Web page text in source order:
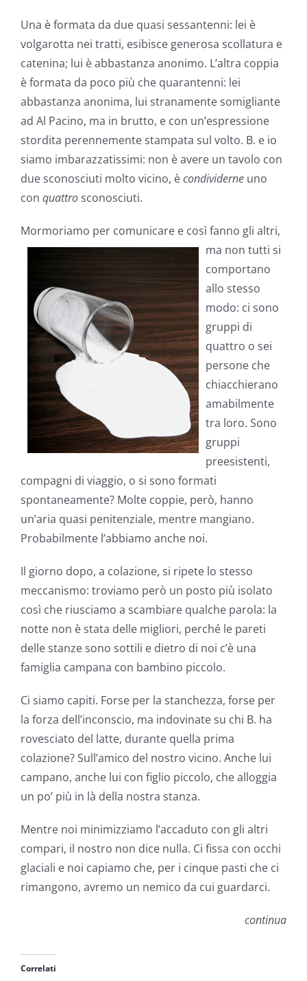
Una è formata da due quasi sessantenni: lei è
volgarotta nei tratti, esibisce generosa scollatura e
catenina; lui è abbastanza anonimo. L’altra coppia
è formata da poco più che quarantenni: lei
abbastanza anonima, lui stranamente somigliante
ad Al Pacino, ma in brutto, e con un’espressione
stordita perennemente stampata sul volto. B. e io
siamo imbarazzatissimi: non è avere un tavolo con
due sconosciuti molto vicino, ècondividerne uno
con quattrosconosciuti.
Mormoriamo per comunicare e così fanno gli altri,
ma non tutti si
comportano
allo stesso
modo: ci sono
gruppi di
quattro o sei
persone che
chiacchierano
amabilmente
tra loro. Sono
gruppi
preesistenti,
compagni di viaggio, o si sono formati
spontaneamente? Molte coppie, però, hanno
un’aria quasi penitenziale, mentre mangiano.
Probabilmente l’abbiamo anche noi.
Il giorno dopo, a colazione, si ripete lo stesso
meccanismo: troviamo però un posto più isolato
così che riusciamo a scambiare qualche parola: la
notte non è stata delle migliori, perché le pareti
delle stanze sono sottili e dietro di noi c’è una
famiglia campana con bambino piccolo.
Ci siamo capiti. Forse per la stanchezza, forse per
la forza dell’inconscio, ma indovinate su chi B. ha
rovesciato del latte, durante quella prima
colazione? Sull’amico del nostro vicino. Anche lui
campano, anche lui con figlio piccolo, che alloggia
un po’ più in là della nostra stanza.
Mentre noi minimizziamo l’accaduto con gli altri
compari, il nostro non dice nulla. Ci fissa con occhi
glaciali e noi capiamo che, per i cinque pasti che ci
rimangono, avremo un nemico da cui guardarci.
continua
Correlati